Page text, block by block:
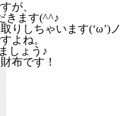
が、
きます(^^♪
りしちゃいます(‘ω’)ノ
よね。
しょう♪
布です！